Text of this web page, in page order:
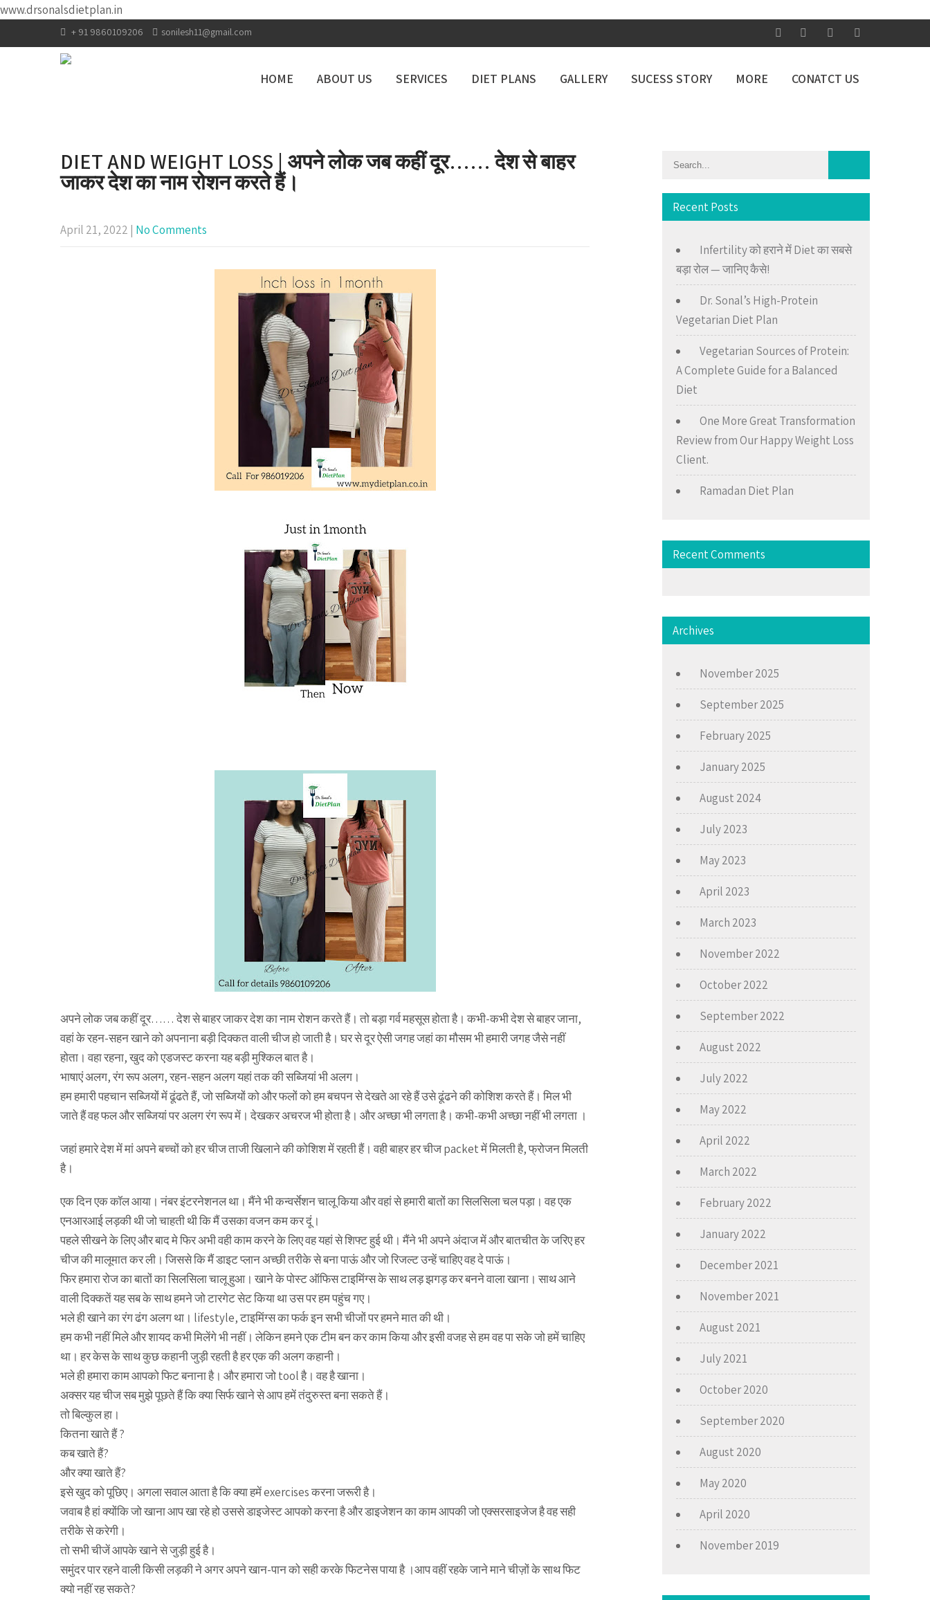
www.drsonalsdietplan.in
+ 91 9860109206 sonilesh11@gmail.com
HOME ABOUT US SERVICES DIET PLANS GALLERY SUCESS STORY MORE CONATCT US
DIET AND WEIGHT LOSS | अपने लोक जब कहीं दूर…… देश से बाहर
जाकर देश का नाम रोशन करते हैं।
April 21, 2022 | No Comments
अपने लोक जब कहीं दूर…… देश से बाहर जाकर देश का नाम रोशन करते हैं। तो बड़ा गर्व महसूस होता है। कभी-कभी देश से बाहर जाना,
वहां के रहन-सहन खाने को अपनाना बड़ी दिक्कत वाली चीज हो जाती है। घर से दूर ऐसी जगह जहां का मौसम भी हमारी जगह जैसे नहीं
होता। वहा रहना, खुद को एडजस्ट करना यह बड़ी मुश्किल बात है।
भाषाएं अलग, रंग रूप अलग, रहन-सहन अलग यहां तक की सब्जियां भी अलग।
हम हमारी पहचान सब्जियों में ढूंढते हैं, जो सब्जियों को और फलों को हम बचपन से देखते आ रहे हैं उसे ढूंढने की कोशिश करते हैं। मिल भी
जाते हैं वह फल और सब्जियां पर अलग रंग रूप में। देखकर अचरज भी होता है। और अच्छा भी लगता है। कभी-कभी अच्छा नहीं भी लगता ।
जहां हमारे देश में मां अपने बच्चों को हर चीज ताजी खिलाने की कोशिश में रहती हैं। वही बाहर हर चीज packet में मिलती है, फ्रोजन मिलती
है।
एक दिन एक कॉल आया। नंबर इंटरनेशनल था। मैंने भी कन्वर्सेशन चालू किया और वहां से हमारी बातों का सिलसिला चल पड़ा। वह एक
एनआरआई लड़की थी जो चाहती थी कि मैं उसका वजन कम कर दूं।
पहले सीखने के लिए और बाद मे फिर अभी वही काम करने के लिए वह यहां से शिफ्ट हुई थी। मैंने भी अपने अंदाज में और बातचीत के जरिए हर
चीज की मालूमात कर ली। जिससे कि मैं डाइट प्लान अच्छी तरीके से बना पाऊं और जो रिजल्ट उन्हें चाहिए वह दे पाऊं।
फिर हमारा रोज का बातों का सिलसिला चालू हुआ। खाने के पोस्ट ऑफिस टाइमिंग्स के साथ लड़ झगड़ कर बनने वाला खाना। साथ आने
वाली दिक्कतें यह सब के साथ हमने जो टारगेट सेट किया था उस पर हम पहुंच गए।
भले ही खाने का रंग ढंग अलग था। lifestyle, टाइमिंग्स का फर्क इन सभी चीजों पर हमने मात की थी।
हम कभी नहीं मिले और शायद कभी मिलेंगे भी नहीं। लेकिन हमने एक टीम बन कर काम किया और इसी वजह से हम वह पा सके जो हमें चाहिए
था। हर केस के साथ कुछ कहानी जुड़ी रहती है हर एक की अलग कहानी।
भले ही हमारा काम आपको फिट बनाना है। और हमारा जो tool है। वह है खाना।
अक्सर यह चीज सब मुझे पूछते हैं कि क्या सिर्फ खाने से आप हमें तंदुरुस्त बना सकते हैं।
तो बिल्कुल हा।
कितना खाते हैं ?
कब खाते हैं?
और क्या खाते हैं?
इसे खुद को पूछिए। अगला सवाल आता है कि क्या हमें exercises करना जरूरी है।
जवाब है हां क्योंकि जो खाना आप खा रहे हो उससे डाइजेस्ट आपको करना है और डाइजेशन का काम आपकी जो एक्सरसाइजेज है वह सही
तरीके से करेगी।
तो सभी चीजें आपके खाने से जुड़ी हुई है।
समुंदर पार रहने वाली किसी लड़की ने अगर अपने खान-पान को सही करके फिटनेस पाया है ।आप वहीं रहके जाने माने चीज़ों के साथ फिट
क्यो नहीं रह सकते?
Recent Posts
Infertility को हराने में Diet का सबसे
बड़ा रोल — जानिए कैसे!
Dr. Sonal’s High-Protein
Vegetarian Diet Plan
Vegetarian Sources of Protein:
A Complete Guide for a Balanced
Diet
One More Great Transformation
Review from Our Happy Weight Loss
Client.
Ramadan Diet Plan
Recent Comments
Archives
November 2025
September 2025
February 2025
January 2025
August 2024
July 2023
May 2023
April 2023
March 2023
November 2022
October 2022
September 2022
August 2022
July 2022
May 2022
April 2022
March 2022
February 2022
January 2022
December 2021
November 2021
August 2021
July 2021
October 2020
September 2020
August 2020
May 2020
April 2020
November 2019